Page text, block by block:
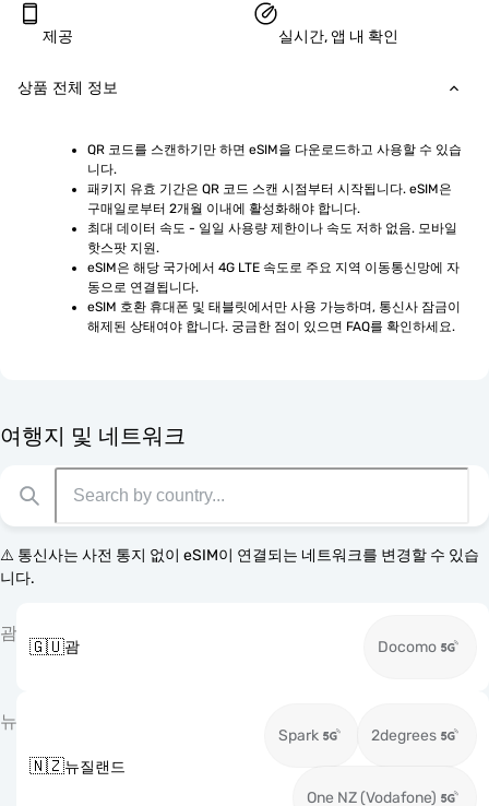
제공 실시간, 앱 내 확인
상품 전체 정보
QR 코드를 스캔하기만 하면 eSIM을 다운로드하고 사용할 수 있습
니다.
패키지 유효 기간은 QR 코드 스캔 시점부터 시작됩니다. eSIM은
구매일로부터 2개월 이내에 활성화해야 합니다.
최대 데이터 속도 - 일일 사용량 제한이나 속도 저하 없음. 모바일
핫스팟 지원.
eSIM은 해당 국가에서 4G LTE 속도로 주요 지역 이동통신망에 자
동으로 연결됩니다.
eSIM 호환 휴대폰 및 태블릿에서만 사용 가능하며, 통신사 잠금이
해제된 상태여야 합니다. 궁금한 점이 있으면 FAQ를 확인하세요.
여행지 및 네트워크
⚠️ 통신사는 사전 통지 없이 eSIM이 연결되는 네트워크를 변경할 수 있습
니다.
괌
🇬🇺괌 Docomo
뉴
🇳🇿뉴질랜드
Spark 2degrees
One NZ (Vodafone)